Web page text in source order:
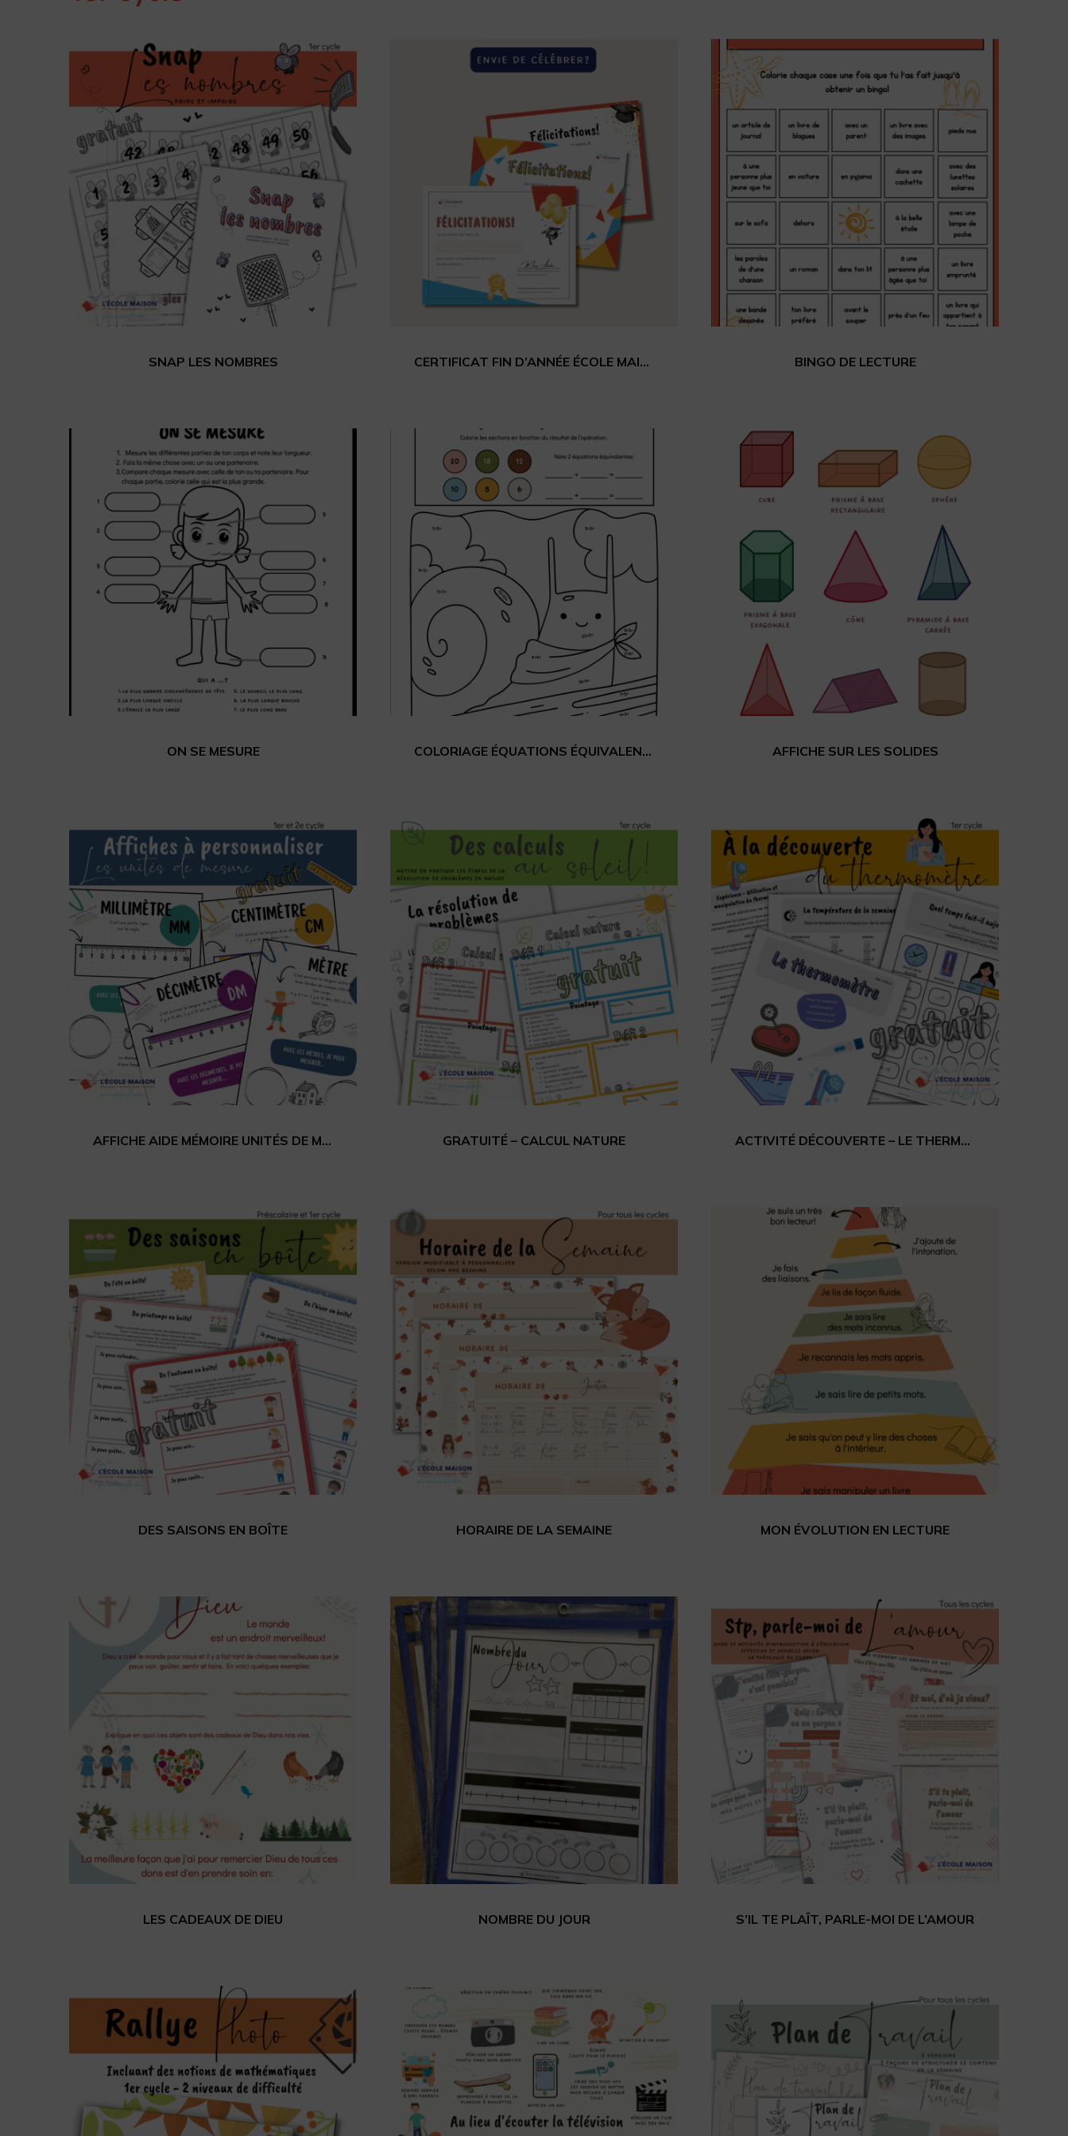
SNAP LES NOMBRES CERTIFICAT FIN D’ANNÉE ÉCOLE MAISON BINGO DE LECTURE
ON SE MESURE COLORIAGE ÉQUATIONS ÉQUIVALENTES AFFICHE SUR LES SOLIDES
AFFICHE AIDE MÉMOIRE UNITÉS DE MESURES MILLIMÈTRE À MÈTRE GRATUITÉ – CALCUL NATURE ACTIVITÉ DÉCOUVERTE – LE THERMOMÈTRE
DES SAISONS EN BOÎTE HORAIRE DE LA SEMAINE MON ÉVOLUTION EN LECTURE
LES CADEAUX DE DIEU NOMBRE DU JOUR S’IL TE PLAÎT, PARLE-MOI DE L’AMOUR